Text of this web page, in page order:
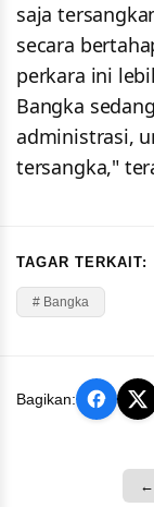
saja
secara
perkara ini
Bangka
administrasi,
tersangka,"
TAGAR TERKAIT:
# Bangka
Bagikan:
←